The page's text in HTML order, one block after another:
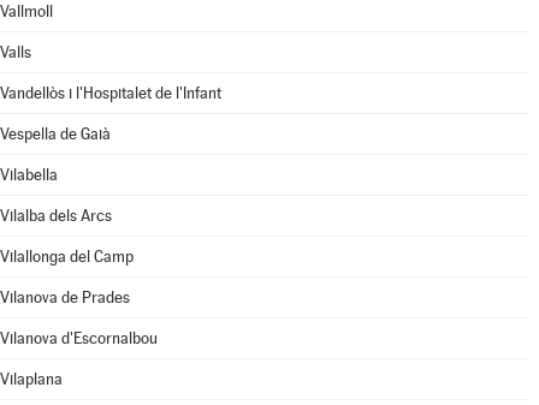
Vallmoll
Valls
Vandellòs i l'Hospitalet de l'Infant
Vespella de Gaià
Vilabella
Vilalba dels Arcs
Vilallonga del Camp
Vilanova de Prades
Vilanova d'Escornalbou
Vilaplana